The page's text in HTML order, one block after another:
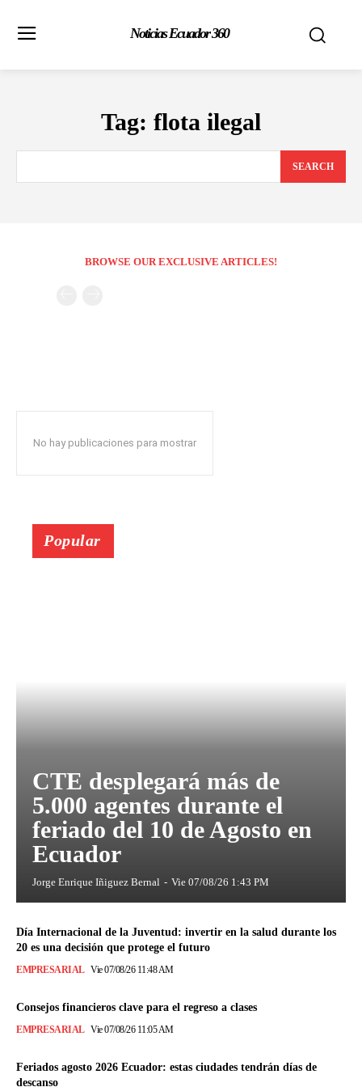
Noticias Ecuador 360
Tag: flota ilegal
SEARCH
BROWSE OUR EXCLUSIVE ARTICLES!
No hay publicaciones para mostrar
Popular
CTE desplegará más de
5.000 agentes durante el
feriado del 10 de Agosto en
Ecuador
Jorge Enrique Iñiguez Bernal - Vie 07/08/26 1:43 PM
Día Internacional de la Juventud: invertir en la salud durante los
20 es una decisión que protege el futuro
EMPRESARIAL Vie 07/08/26 11:48 AM
Consejos financieros clave para el regreso a clases
EMPRESARIAL Vie 07/08/26 11:05 AM
Feriados agosto 2026 Ecuador: estas ciudades tendrán días de
descanso